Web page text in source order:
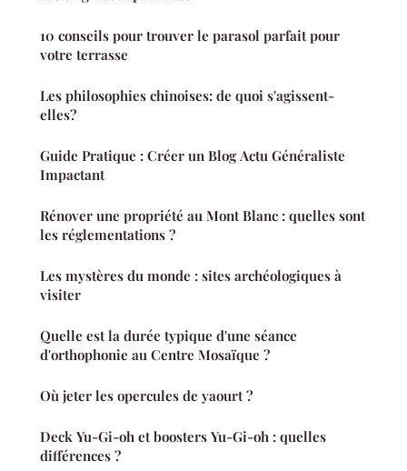
10 conseils pour trouver le parasol parfait pour
votre terrasse
Les philosophies chinoises: de quoi s'agissent-
elles?
Guide Pratique : Créer un Blog Actu Généraliste
Impactant
Rénover une propriété au Mont Blanc : quelles sont
les réglementations ?
Les mystères du monde : sites archéologiques à
visiter
Quelle est la durée typique d'une séance
d'orthophonie au Centre Mosaïque ?
Où jeter les opercules de yaourt ?
Deck Yu-Gi-oh et boosters Yu-Gi-oh : quelles
différences ?